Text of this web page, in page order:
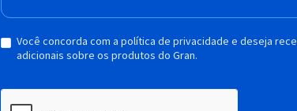
Você concorda com a política de privacidade e deseja
adicionais sobre os produtos do Gran.